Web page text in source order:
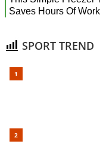
SPORT TREND